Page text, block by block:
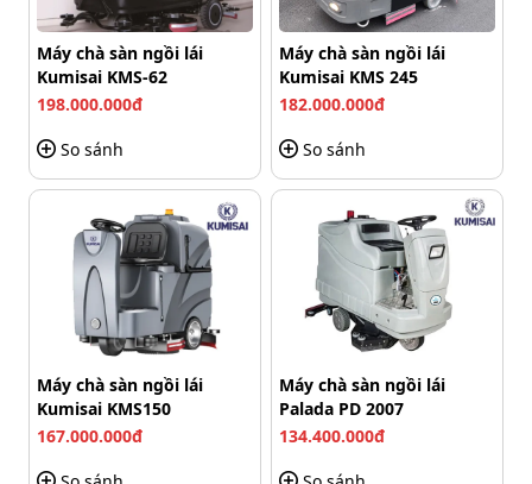
Pin ắc quy bền bỉ, dùng cả ngày không hết
Độ bền cao, bảo hành lâu dài
Được làm từ vật liệu chắc chắn, chịu được va đập và điều
kiện làm việc khắc nghiệt,
KumisaiKMS K80 đảm bảo độ
bền vượt trội. Sản phẩm được bảo hành lâu dài, thể hiện
sự uy tín của nhà sản xuất và đảm bảo quyền lợi cho
Máy chà sàn ngồi lái
Kumisai KMS-62
198.000.000đ
So sánh
Máy chà sàn ngồi lái
Kumisai KMS 245
182.000.000đ
So sánh
Máy chà sàn ngồi lái
Kumisai KMS150
167.000.000đ
Máy chà sàn ngồi lái
Palada PD 2007
134.400.000đ